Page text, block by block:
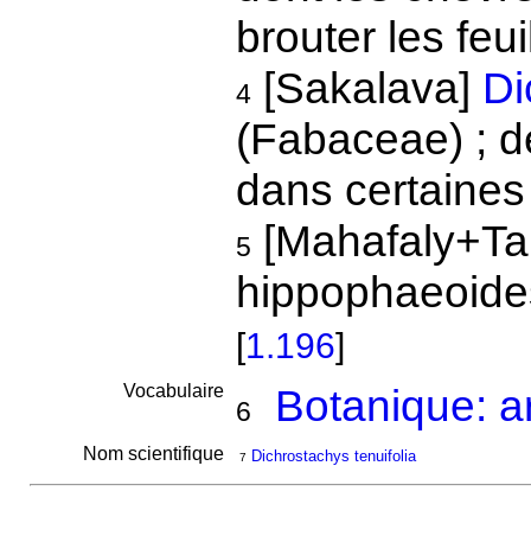
brouter les
4[Sakalava]
(Fabaceae) ;
dans
5
[1.196]
Vocabulaire
6 Botanique:
Nom scientifique 7 Dichrostachys tenuifolia